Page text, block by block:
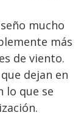
mucho
más
de viento.
dejan en
lo que se